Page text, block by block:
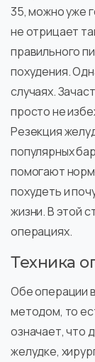
35, можно уже
не отрицает
правильного
похудения.
случаях.
просто не
Резекция
популярных
помогают
похудеть и
жизни. В этой
операциях.
Техника
Обе операции
методом, то
означает, что
желудке,